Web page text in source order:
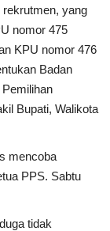
yang
nomor 475
KPU nomor 476
Badan
Bupati, Walikota
mencoba
PPS. Sabtu
tidak